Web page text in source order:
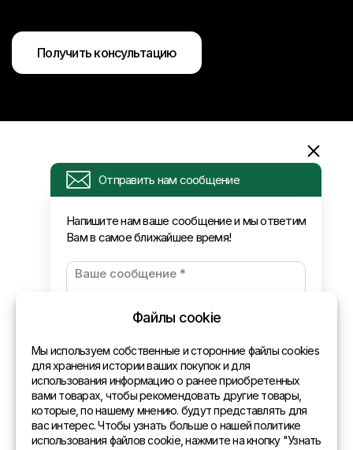
Получить консультацию
Отправить нам сообщение
Напишите нам ваше сообщение и мы ответим
Вам в самое ближайшее время!
Информация
Запрос
Оплата и доставка
Политика конфиденциальности
Контакты
Общая информация
Представительства в мире
Файлы cookie
Мы используем собственные и сторонние файлы cookies
для хранения истории ваших покупок и для
использования информацию о ранее приобретенных
вами товарах, чтобы рекомендовать другие товары,
которые, по нашему мнению. будут представлять для
вас интерес. Чтобы узнать больше о нашей политике
использования файлов cookie, нажмите на кнопку "Узнать